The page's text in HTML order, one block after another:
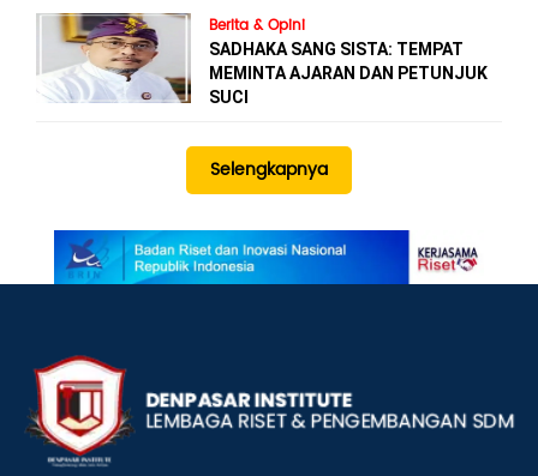
Berita & Opini
SADHAKA SANG SISTA: TEMPAT
MEMINTA AJARAN DAN PETUNJUK
SUCI
Selengkapnya